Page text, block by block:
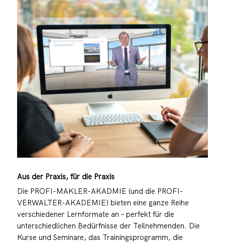
Aus der Praxis, für die Praxis
Die PROFI-MAKLER-AKADMIE (und die PROFI-
VERWALTER-AKADEMIE) bieten eine ganze Reihe
verschiedener Lernformate an – perfekt für die
unterschiedlichen Bedürfnisse der Teilnehmenden. Die
Kurse und Seminare, das Trainingsprogramm, die